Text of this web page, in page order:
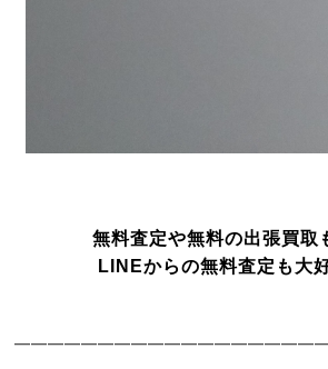
無料査定や無料の出張買取
LINEからの無料査定も大